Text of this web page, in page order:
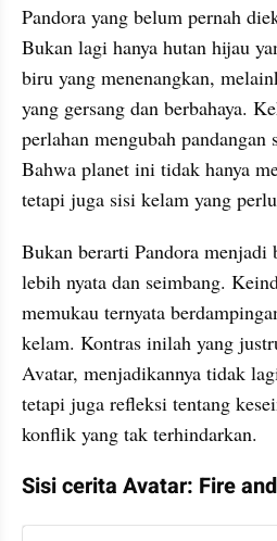
Pandora yang belum pernah
Bukan lagi hanya hutan hijau
biru yang menenangkan,
yang gersang dan berbahaya.
perlahan mengubah pandangan
Bahwa planet ini tidak hanya
tetapi juga sisi kelam yang
Bukan berarti Pandora menjadi
lebih nyata dan seimbang.
memukau ternyata
kelam. Kontras inilah yang
Avatar, menjadikannya tidak
tetapi juga refleksi tentang
konflik yang tak terhindarkan.
Sisi cerita Avatar: Fire